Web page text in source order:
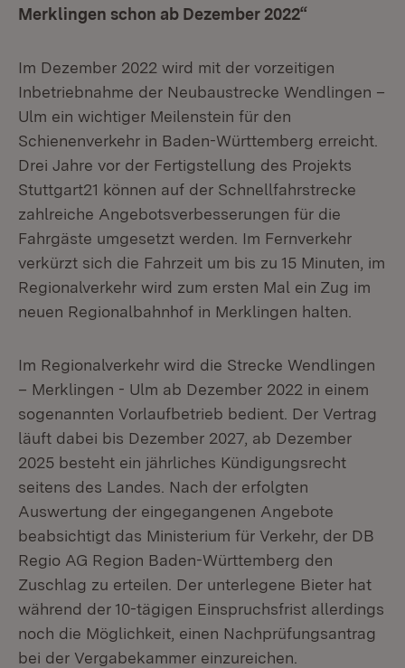
Merklingen schon ab Dezember 2022“
Im Dezember 2022 wird mit der vorzeitigen
Inbetriebnahme der Neubaustrecke Wendlingen –
Ulm ein wichtiger Meilenstein für den
Schienenverkehr in Baden-Württemberg erreicht.
Drei Jahre vor der Fertigstellung des Projekts
Stuttgart21 können auf der Schnellfahrstrecke
zahlreiche Angebotsverbesserungen für die
Fahrgäste umgesetzt werden. Im Fernverkehr
verkürzt sich die Fahrzeit um bis zu 15 Minuten, im
Regionalverkehr wird zum ersten Mal ein Zug im
neuen Regionalbahnhof in Merklingen halten.
Im Regionalverkehr wird die Strecke Wendlingen
– Merklingen - Ulm ab Dezember 2022 in einem
sogenannten Vorlaufbetrieb bedient. Der Vertrag
läuft dabei bis Dezember 2027, ab Dezember
2025 besteht ein jährliches Kündigungsrecht
seitens des Landes. Nach der erfolgten
Auswertung der eingegangenen Angebote
beabsichtigt das Ministerium für Verkehr, der DB
Regio AG Region Baden-Württemberg den
Zuschlag zu erteilen. Der unterlegene Bieter hat
während der 10-tägigen Einspruchsfrist allerdings
noch die Möglichkeit, einen Nachprüfungsantrag
bei der Vergabekammer einzureichen.